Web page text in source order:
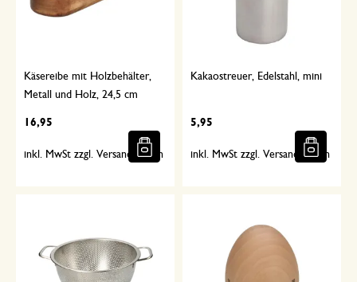
Käsereibe mit Holzbehälter,
Metall und Holz, 24,5 cm
16,95
inkl. MwSt zzgl. Versandkosten
Kakaostreuer, Edelstahl, mini
5,95
inkl. MwSt zzgl. Versandkosten